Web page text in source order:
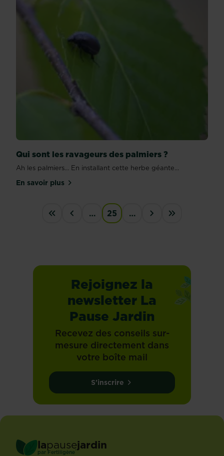
Qui sont les ravageurs des palmiers ?
Ah les palmiers… En installant cette herbe géante...
En savoir plussur Qui sont les ravageurs des palmiers ?
PAGINATION … 25
…
Rejoignez la
newsletter La
Pause Jardin
Recevez des conseils sur-
mesure directement dans
votre boîte mail
S'inscrire
lapausejardin
par Fertiligène ®